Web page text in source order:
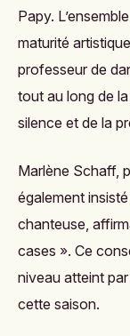
Papy.
maturité
professeur de
tout au long de
silence et de la
Marlène Schaff,
également
chanteuse,
cases ». Ce
niveau atteint
cette saison.